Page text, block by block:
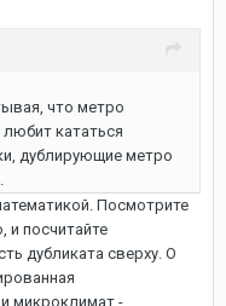
что метро
кататься
дублирующие метро
Посмотрите
и посчитайте
дубликата сверху. О
микроклимат -